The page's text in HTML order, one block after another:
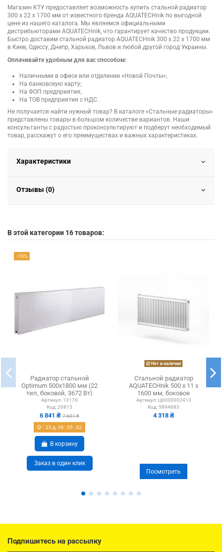
Магазин КТУ предоставляет возможность купить стальной радиатор
300 x 22 x 1700 мм от известного бренда AQUATECHnik по выгодной
цене из нашего каталога. Мы являемся официальными
дистрибьюторами AQUATECHnik, что гарантирует качество продукции.
Быстро доставим стальной радиатор AQUATECHnik 300 x 22 x 1700 мм
в Киев, Одессу, Днепр, Харьков, Львов и любой другой город Украины.
Оплачивайте удобным для вас способом:
Наличными в офисе или отделении «Новой Почты»;
На банковскую карту;
На ФОП предприятия;
На ТОВ предприятия с НДС.
Не получается найти нужный товар? В каталоге «Стальные радиаторы»
представлены товары в большом количестве вариантов. Наши
консультанты с радостью проконсультируют и подберут необходимый
товар, расскажут о его преимуществах и важных характеристиках.
Характеристики
Отзывы (0)
В этой категории 16 товаров:
-10%
Радиатор стальной
Optimum 500х1800 мм (22
тип, боковой, 3672 Вт)
Артикул: 13170
Код:20815
6 841 ₴ 7 601 ₴
23 д. 06 : 55: 52
В корзину
Заказ в один клик
Нет в наличии
Стальной радиатор
AQUATECHnik 500 x 11 x
1600 мм, боковое
подключение
Артикул: Ц0000002413
Код: 5894683
4 318 ₴
Посмотреть
Подпишитесь на рассылку